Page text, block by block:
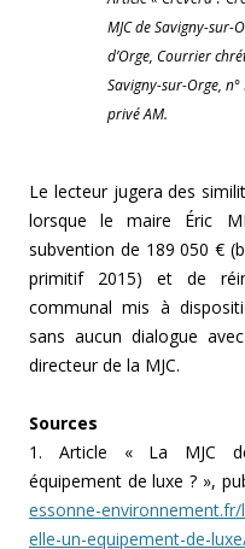
MJC de Savigny-sur-
d’Orge, Courrier
Savigny-sur-Orge,
privé AM.
Le lecteur jugera des
lorsque le maire Éric
subvention de 189 050 €
primitif 2015) et de
communal mis à
sans aucun dialogue
directeur de la MJC.
Sources
1. Article « La MJC
équipement de luxe ? »,
essonne-
elle-un-equipement-de-